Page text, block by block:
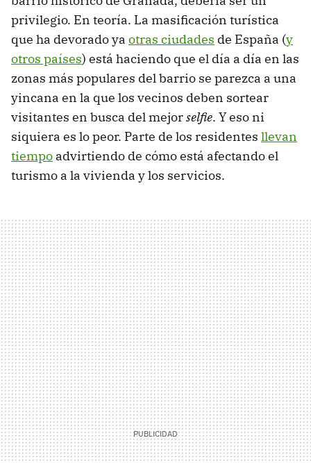
privilegio. En teoría. La masificación turística
que ha devorado ya otras ciudades de España (y
otros países) está haciendo que el día a día en las
zonas más populares del barrio se parezca a una
yincana en la que los vecinos deben sortear
visitantes en busca del mejorselfie. Y eso ni
siquiera es lo peor. Parte de los residentes llevan
tiempo advirtiendo de cómo está afectando el
turismo a la vivienda y los servicios.